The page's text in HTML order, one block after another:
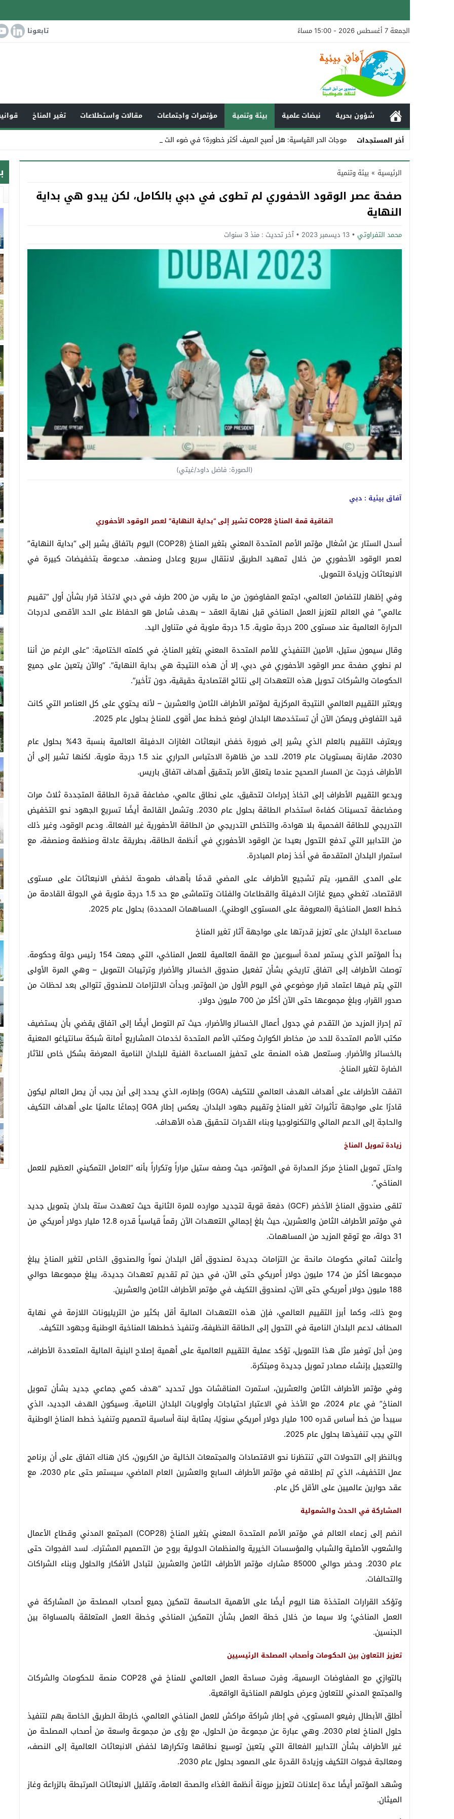
الجمعة 7 أغسطس 2026 - 15:00 مساءً تابعونا
شؤون بحرية نبضات علمية بيئة وتنمية مؤتمرات واجتماعات مقالات واستطلاعات تغير المناخ
أخر المستجدات
موجات الحر القياسية: هل أصبح الصيف أكثر خطورة؟ في ضوء التغير المناخي ا_
Stop
Previous
Next
الرئيسية » بيئة وتنمية
صفحة عصر الوقود الأحفوري لم تطوى في دبي بالكامل، لكن يبدو هي بداية
النهاية
محمد التفراوتي 13 ديسمبر 2023 آخر تحديث : منذ 3 سنوات
(الصورة: فاضل داود/غيتي)
آفاق بيئية : دبي
اتفاقية قمة المناخ COP28 تشير إلى “بداية النهاية” لعصر الوقود الأحفوري
أسدل الستار عن اشغال مؤتمر الأمم المتحدة المعني بتغير المناخ (COP28) اليوم باتفاق يشير إلى “بداية النهاية”
لعصر الوقود الأحفوري من خلال تمهيد الطريق لانتقال سريع وعادل ومنصف. مدعومة بتخفيضات كبيرة في
الانبعاثات وزيادة التمويل.
وفي إظهار للتضامن العالمي، اجتمع المفاوضون من ما يقرب من 200 طرف في دبي لاتخاذ قرار بشأن أول “تقييم
عالمي” في العالم لتعزيز العمل المناخي قبل نهاية العقد – بهدف شامل هو الحفاظ على الحد الأقصى لدرجات
الحرارة العالمية عند مستوى 200 درجة مئوية. 1.5 درجة مئوية في متناول اليد.
وقال سيمون ستيل، الأمين التنفيذي للأمم المتحدة المعني بتغير المناخ، في كلمته الختامية: “على الرغم من أننا
لم نطوي صفحة عصر الوقود الأحفوري في دبي، إلا أن هذه النتيجة هي بداية النهاية”. “والآن يتعين على جميع
الحكومات والشركات تحويل هذه التعهدات إلى نتائج اقتصادية حقيقية، دون تأخير”.
ويعتبر التقييم العالمي النتيجة المركزية لمؤتمر الأطراف الثامن والعشرين – لأنه يحتوي على كل العناصر التي كانت
قيد التفاوض ويمكن الآن أن تستخدمها البلدان لوضع خطط عمل أقوى للمناخ بحلول عام 2025.
ويعترف التقييم بالعلم الذي يشير إلى ضرورة خفض انبعاثات الغازات الدفيئة العالمية بنسبة 43% بحلول عام
2030، مقارنة بمستويات عام 2019، للحد من ظاهرة الاحتباس الحراري عند 1.5 درجة مئوية. لكنها تشير إلى أن
الأطراف خرجت عن المسار الصحيح عندما يتعلق الأمر بتحقيق أهداف اتفاق باريس.
ويدعو التقييم الأطراف إلى اتخاذ إجراءات لتحقيق، على نطاق عالمي، مضاعفة قدرة الطاقة المتجددة ثلاث مرات
ومضاعفة تحسينات كفاءة استخدام الطاقة بحلول عام 2030. وتشمل القائمة أيضًا تسريع الجهود نحو التخفيض
التدريجي للطاقة الفحمية بلا هوادة، والتخلص التدريجي من الطاقة الأحفورية غير الفعالة. ودعم الوقود، وغير ذلك
من التدابير التي تدفع التحول بعيدا عن الوقود الأحفوري في أنظمة الطاقة، بطريقة عادلة ومنظمة ومنصفة، مع
استمرار البلدان المتقدمة في أخذ زمام المبادرة.
على المدى القصير، يتم تشجيع الأطراف على المضي قدمًا بأهداف طموحة لخفض الانبعاثات على مستوى
الاقتصاد، تغطي جميع غازات الدفيئة والقطاعات والفئات وتتماشى مع حد 1.5 درجة مئوية في الجولة القادمة من
خطط العمل المناخية (المعروفة على المستوى الوطني). المساهمات المحددة) بحلول عام 2025.
مساعدة البلدان على تعزيز قدرتها على مواجهة آثار تغير المناخ
بدأ المؤتمر الذي يستمر لمدة أسبوعين مع القمة العالمية للعمل المناخي، التي جمعت 154 رئيس دولة وحكومة.
توصلت الأطراف إلى اتفاق تاريخي بشأن تفعيل صندوق الخسائر والأضرار وترتيبات التمويل – وهي المرة الأولى
التي يتم فيها اعتماد قرار موضوعي في اليوم الأول من المؤتمر. وبدأت الالتزامات للصندوق تتوالى بعد لحظات من
صدور القرار، وبلغ مجموعها حتى الآن أكثر من 700 مليون دولار.
تم إحراز المزيد من التقدم في جدول أعمال الخسائر والأضرار، حيث تم التوصل أيضًا إلى اتفاق يقضي بأن يستضيف
مكتب الأمم المتحدة للحد من مخاطر الكوارث ومكتب الأمم المتحدة لخدمات المشاريع أمانة شبكة سانتياغو المعنية
بالخسائر والأضرار. وستعمل هذه المنصة على تحفيز المساعدة الفنية للبلدان النامية المعرضة بشكل خاص للآثار
الضارة لتغير المناخ.
اتفقت الأطراف على أهداف الهدف العالمي للتكيف (GGA) وإطاره، الذي يحدد إلى أين يجب أن يصل العالم ليكون
قادرًا على مواجهة تأثيرات تغير المناخ وتقييم جهود البلدان. يعكس إطار GGA إجماعًا عالميًا على أهداف التكيف
والحاجة إلى الدعم المالي والتكنولوجيا وبناء القدرات لتحقيق هذه الأهداف.
زيادة تمويل المناخ
واحتل تمويل المناخ مركز الصدارة في المؤتمر، حيث وصفه ستيل مراراً وتكراراً بأنه “العامل التمكيني العظيم للعمل
المناخي”.
تلقى صندوق المناخ الأخضر (GCF) دفعة قوية لتجديد موارده للمرة الثانية حيث تعهدت ستة بلدان بتمويل جديد
في مؤتمر الأطراف الثامن والعشرين، حيث بلغ إجمالي التعهدات الآن رقماً قياسياً قدره 12.8 مليار دولار أمريكي من
31 دولة، مع توقع المزيد من المساهمات.
وأعلنت ثماني حكومات مانحة عن التزامات جديدة لصندوق أقل البلدان نمواً والصندوق الخاص لتغير المناخ يبلغ
مجموعها أكثر من 174 مليون دولار أمريكي حتى الآن، في حين تم تقديم تعهدات جديدة، يبلغ مجموعها حوالي
188 مليون دولار أمريكي حتى الآن، لصندوق التكيف في مؤتمر الأطراف الثامن والعشرين.
ومع ذلك، وكما أبرز التقييم العالمي، فإن هذه التعهدات المالية أقل بكثير من التريليونات اللازمة في نهاية
المطاف لدعم البلدان النامية في التحول إلى الطاقة النظيفة، وتنفيذ خططها المناخية الوطنية وجهود التكيف.
ومن أجل توفير مثل هذا التمويل، تؤكد عملية التقييم العالمية على أهمية إصلاح البنية المالية المتعددة الأطراف،
والتعجيل بإنشاء مصادر تمويل جديدة ومبتكرة.
وفي مؤتمر الأطراف الثامن والعشرين، استمرت المناقشات حول تحديد “هدف كمي جماعي جديد بشأن تمويل
المناخ” في عام 2024، مع الأخذ في الاعتبار احتياجات وأولويات البلدان النامية. وسيكون الهدف الجديد، الذي
سيبدأ من خط أساس قدره 100 مليار دولار أمريكي سنويًا، بمثابة لبنة أساسية لتصميم وتنفيذ خطط المناخ الوطنية
التي يجب تنفيذها بحلول عام 2025.
وبالنظر إلى التحولات التي تنتظرنا نحو الاقتصادات والمجتمعات الخالية من الكربون، كان هناك اتفاق على أن برنامج
عمل التخفيف، الذي تم إطلاقه في مؤتمر الأطراف السابع والعشرين العام الماضي، سيستمر حتى عام 2030، مع
عقد حوارين عالميين على الأقل كل عام.
المشاركة في الحدث والشمولية
انضم إلى زعماء العالم في مؤتمر الأمم المتحدة المعني بتغير المناخ (COP28) المجتمع المدني وقطاع الأعمال
والشعوب الأصلية والشباب والمؤسسات الخيرية والمنظمات الدولية بروح من التصميم المشترك. لسد الفجوات حتى
عام 2030. وحضر حوالي 85000 مشارك مؤتمر الأطراف الثامن والعشرين لتبادل الأفكار والحلول وبناء الشراكات
والتحالفات.
وتؤكد القرارات المتخذة هنا اليوم أيضًا على الأهمية الحاسمة لتمكين جميع أصحاب المصلحة من المشاركة في
العمل المناخي؛ ولا سيما من خلال خطة العمل بشأن التمكين المناخي وخطة العمل المتعلقة بالمساواة بين
الجنسين.
تعزيز التعاون بين الحكومات وأصحاب المصلحة الرئيسيين
بالتوازي مع المفاوضات الرسمية، وفرت مساحة العمل العالمي للمناخ في COP28 منصة للحكومات والشركات
والمجتمع المدني للتعاون وعرض حلولهم المناخية الواقعية.
أطلق الأبطال رفيعو المستوى، في إطار شراكة مراكش للعمل المناخي العالمي، خارطة الطريق الخاصة بهم لتنفيذ
حلول المناخ لعام 2030. وهي عبارة عن مجموعة من الحلول، مع رؤى من مجموعة واسعة من أصحاب المصلحة من
غير الأطراف بشأن التدابير الفعالة التي يتعين توسيع نطاقها وتكرارها لخفض الانبعاثات العالمية إلى النصف،
ومعالجة فجوات التكيف وزيادة القدرة على الصمود بحلول عام 2030.
وشهد المؤتمر أيضًا عدة إعلانات لتعزيز مرونة أنظمة الغذاء والصحة العامة، وتقليل الانبعاثات المرتبطة بالزراعة وغاز
الميثان.